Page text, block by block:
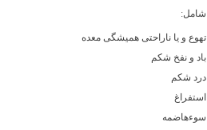
شامل:
تهوع و یا ناراحتی همیشگی معده
باد و نفخ شکم
درد شکم
استفراغ
سوءهاضمه